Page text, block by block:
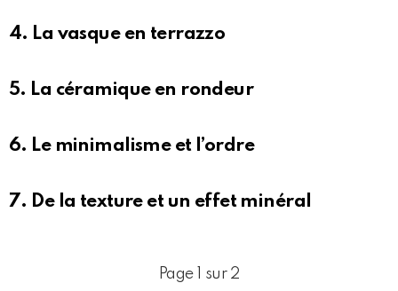
4. La vasque en terrazzo
5. La céramique en rondeur
6. Le minimalisme et l’ordre
7. De la texture et un effet minéral
Page 1 sur 2